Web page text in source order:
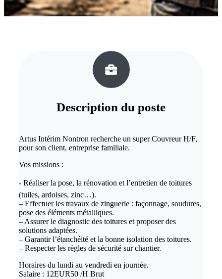
Description du poste
Artus Intérim Nontron recherche un super Couvreur H/F,
pour son client, entreprise familiale.
Vos missions :
- Réaliser la pose, la rénovation et l’entretien de toitures
(tuiles, ardoises, zinc…).
– Effectuer les travaux de zinguerie : façonnage, soudures,
pose des éléments métalliques.
– Assurer le diagnostic des toitures et proposer des
solutions adaptées.
– Garantir l’étanchéité et la bonne isolation des toitures.
– Respecter les règles de sécurité sur chantier.
Horaires du lundi au vendredi en journée.
Salaire : 12EUR50 /H Brut